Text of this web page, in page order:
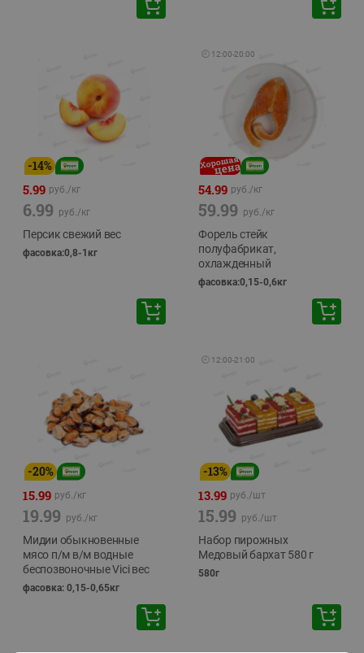
-14%
5.99 руб./кг
6.99 руб./кг
Персик свежий вес
фасовка:0,8-1кг
🕘 12:00-20:00
54.99 руб./кг
59.99 руб./кг
Форель стейк
полуфабрикат,
охлажденный
фасовка:0,15-0,6кг
-20%
15.99 руб./кг
19.99 руб./кг
Мидии обыкновенные
мясо п/м в/м водные
беспозвоночные Vici вес
фасовка: 0,15-0,65кг
🕘 12:00-21:00
-13%
13.99 руб./шт
15.99 руб./шт
Набор пирожных
Медовый бархат 580 г
580г